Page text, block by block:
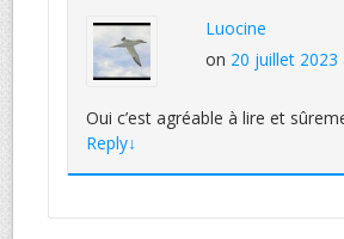
Luocine
on 20 juillet 2023
Oui c’est agréable à lire et
Reply↓